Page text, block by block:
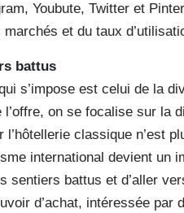
Youbute, Twitter et
et du taux
battus
s’impose est celui de la
l’offre, on se focalise sur la
l’hôtellerie classique n’est
international devient un
sentiers battus et d’aller
d’achat, intéressée par